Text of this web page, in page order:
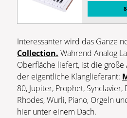
Interessanter wird das Ganze
Collection. Während Analog
Oberfläche liefert, ist die große
der eigentliche Klanglieferant:
80, Jupiter, Prophet, Synclavier,
Rhodes, Wurli, Piano, Orgeln
hier unter einem Dach.